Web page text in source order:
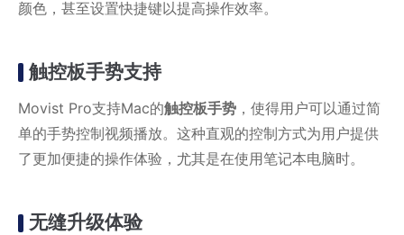
颜色，甚至设置快捷键以提高操作效率。
触控板手势支持
Movist Pro支持Mac的触控板手势 ，使得用户可以通过简
单的手势控制视频播放。这种直观的控制方式为用户提供
了更加便捷的操作体验，尤其是在使用笔记本电脑时。
无缝升级体验